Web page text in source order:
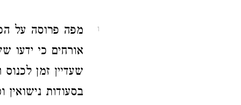
1
מפה פרוסה על
אורחים כי ידעו
שעדיין זמן
בסעודות